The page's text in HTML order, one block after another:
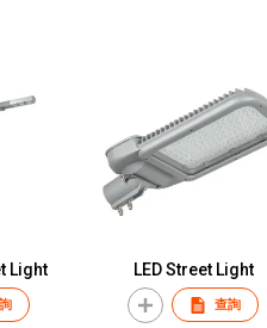
Light LED Street Light
查詢